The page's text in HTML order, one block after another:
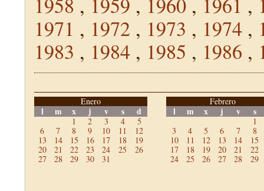
1971 , 1972 , 1973 , 1974 ,
1983 , 1984 , 1985 , 1986 ,
Enero
l m x j v s d
1 2 3 4
5
6
7 8 9 10 11
12
13
14 15 16 17 18
19
20
21 22 23 24 25
26
27
28 29 30 31
Febrero
l m x j v s
1
3
4 5 6 7
8
10
11 12 13 14
15
17
18 19 20 21
22
24
25 26 27 28 29